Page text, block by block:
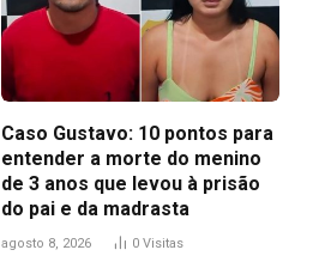
Caso Gustavo: 10 pontos para
entender a morte do menino
de 3 anos que levou à prisão
do pai e da madrasta
agosto 8, 2026 0 Visitas